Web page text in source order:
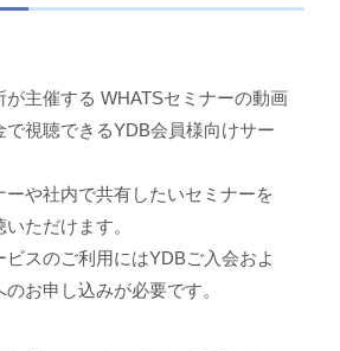
が主催する WHATSセミナーの動画
で視聴できるYDB会員様向けサー
ーや社内で共有したいセミナーを
ただけます。
スのご利用にはYDBご入会およ
お申し込みが必要です。